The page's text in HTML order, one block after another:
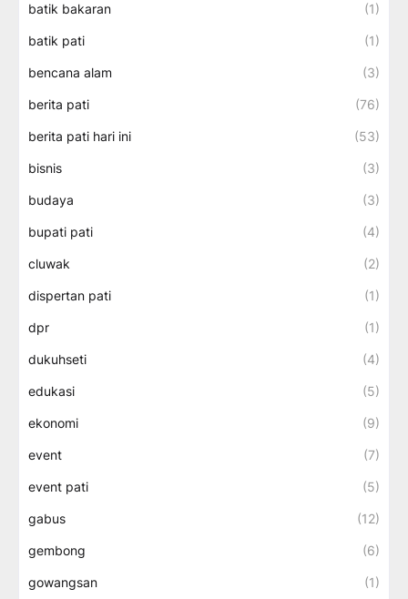
batik bakaran (1)
batik pati (1)
bencana alam (3)
berita pati (76)
berita pati hari ini (53)
bisnis (3)
budaya (3)
bupati pati (4)
cluwak (2)
dispertan pati (1)
dpr (1)
dukuhseti (4)
edukasi (5)
ekonomi (9)
event (7)
event pati (5)
gabus (12)
gembong (6)
gowangsan (1)